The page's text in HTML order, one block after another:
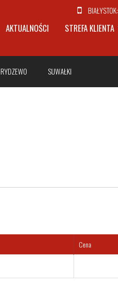
BIAŁYSTOK:
AKTUALNOŚCI STREFA KLIENTA
RYDZEWO SUWAŁKI
Cena